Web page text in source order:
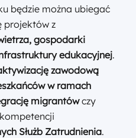
będzie można ubiegać
projektów z
gospodarki
edukacyjnej.
zawodową
w ramach
migrantówczy
Służb Zatrudnienia.